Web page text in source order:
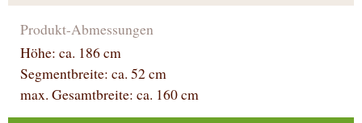
Produkt-Abmessungen
Höhe: ca. 186 cm
Segmentbreite: ca. 52 cm
max. Gesamtbreite: ca. 160 cm